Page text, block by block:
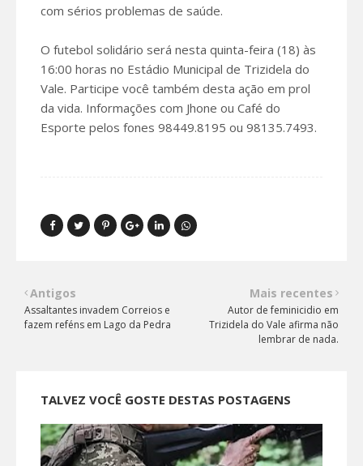
com sérios problemas de saúde.
O futebol solidário será nesta quinta-feira (18) às
16:00 horas no Estádio Municipal de Trizidela do
Vale. Participe você também desta ação em prol
da vida. Informações com Jhone ou Café do
Esporte pelos fones 98449.8195 ou 98135.7493.
Mais recentes
Autor de feminicidio em
Trizidela do Vale afirma não
lembrar de nada.
Antigos
Assaltantes invadem Correios e
fazem reféns em Lago da Pedra
TALVEZ VOCÊ GOSTE DESTAS POSTAGENS